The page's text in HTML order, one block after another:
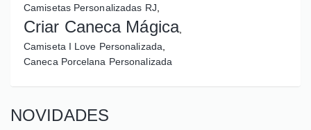
Camisetas Personalizadas RJ
Criar Caneca Mágica,
Camiseta I Love Personalizada
Caneca Porcelana Personalizada
NOVIDADES